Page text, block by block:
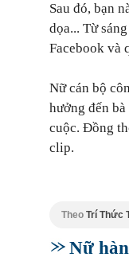
Sau đó, bạn
dọa... Từ
Facebook và
Nữ cán bộ
hưởng đến
cuộc. Đồng
clip.
Theo Trí Thức
Nữ